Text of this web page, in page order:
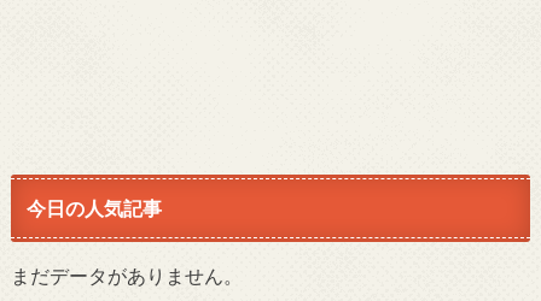
今日の人気記事
まだデータがありません。